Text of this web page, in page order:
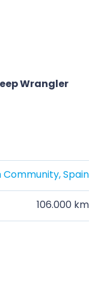
Wrangler
Spain
106.000 km